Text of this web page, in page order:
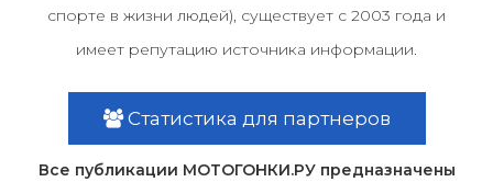
спорте в жизни людей), существует с 2003 года и
имеет репутацию источника информации.
Статистика для партнеров
Все публикации МОТОГОНКИ.РУ предназначены